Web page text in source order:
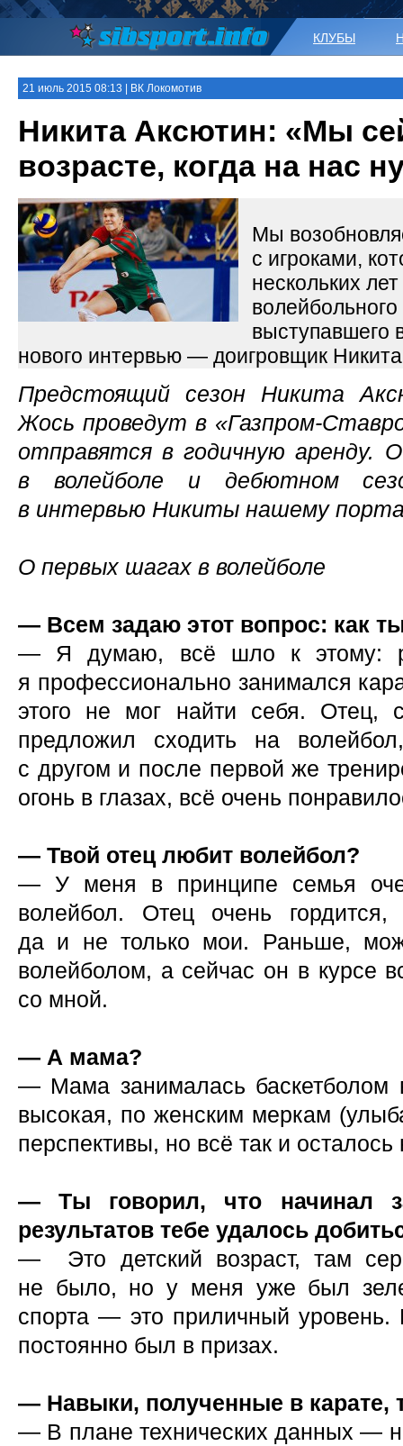
КЛУБЫ
21 июль 2015 08:13 | ВК Локомотив
Никита Аксютин: «Мы
возрасте, когда на нас
Мы
с игроками,
нескольких
выступавшего
нового интервью — доигровщик
Предстоящий сезон Никита
Жось проведут в «Газпром-
отправятся в годичную аренду.
в волейболе и дебютном
в интервью Никиты нашему
О первых шагах в волейболе
— Всем задаю этот вопрос: как
— Я думаю, всё шло к этому:
я профессионально занимался
этого не мог найти себя. Отец,
предложил сходить на
с другом и после первой же
огонь в глазах, всё очень
— Твой отец любит волейбол?
— У меня в принципе семья
волейбол. Отец очень гордится,
да и не только мои. Раньше,
волейболом, а сейчас он в курсе
со мной.
— А мама?
— Мама занималась
высокая, по женским меркам
перспективы, но всё так и
— Ты говорил, что начинал
результатов тебе удалось
— Это детский возраст, там
не было, но у меня уже был
спорта — это приличный
постоянно был в призах.
— Навыки, полученные в карате,
— В плане технических данных —